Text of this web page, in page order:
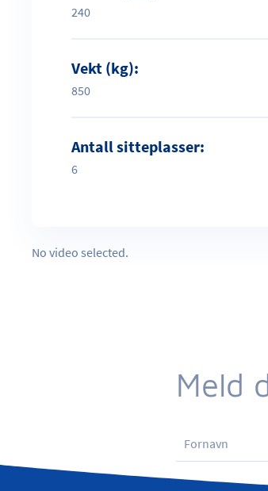
240
Vekt (kg):
850
Antall sitteplasser:
6
No video selected.
Meld